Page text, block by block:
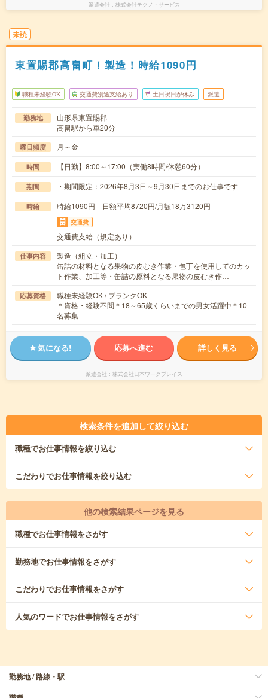
派遣会社 株式会社テクノ・サービス
未読
東置賜郡高畠町！製造！時給1090円
職種未経験OK 交通費別途支給あり 土日祝日が休み 派遣
勤務地
山形県東置賜郡
高畠駅から車20分
曜日頻度 月～金
時間 【日勤】8:00～17:00（実働8時間/休憩60分）
期間 ・期間限定：2026年8月3日～9月30日までのお仕事です
時給 時給1090円 日額平均8720円/月額18万3120円
交通費
交通費支給（規定あり）
仕事内容
製造（組立・加工）
缶詰の材料となる果物の皮むき作業・包丁を使用してのカッ
ト作業、加工等・缶詰の原料となる果物の皮むき作…
応募資格
職種未経験OK / ブランクOK
＊資格・経験不問＊18～65歳くらいまでの男女活躍中＊10
名募集
気になる! 応募へ進む 詳しく見る
派遣会社 株式会社日本ワークプレイス
検索条件を追加して絞り込む
職種でお仕事情報を絞り込む
こだわりでお仕事情報を絞り込む
他の検索結果ページを見る
職種でお仕事情報をさがす
勤務地でお仕事情報をさがす
こだわりでお仕事情報をさがす
人気のワードでお仕事情報をさがす
勤務地 / 路線・駅